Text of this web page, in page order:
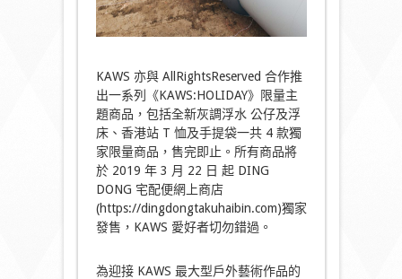
KAWS 亦與 AllRightsReserved 合作推
出一系列《KAWS:HOLIDAY》限量主
題商品，包括全新灰調浮水 公仔及浮
床、香港站 T 恤及手提袋一共 4 款獨
家限量商品，售完即止。所有商品將
於 2019 年 3 月 22 日 起 DING
DONG 宅配便網上商店
(https://dingdongtakuhaibin.com)獨家
發售，KAWS 愛好者切勿錯過。
為迎接 KAWS 最大型戶外藝術作品的